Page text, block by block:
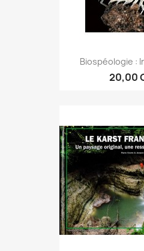
Biospéologie :
20,00